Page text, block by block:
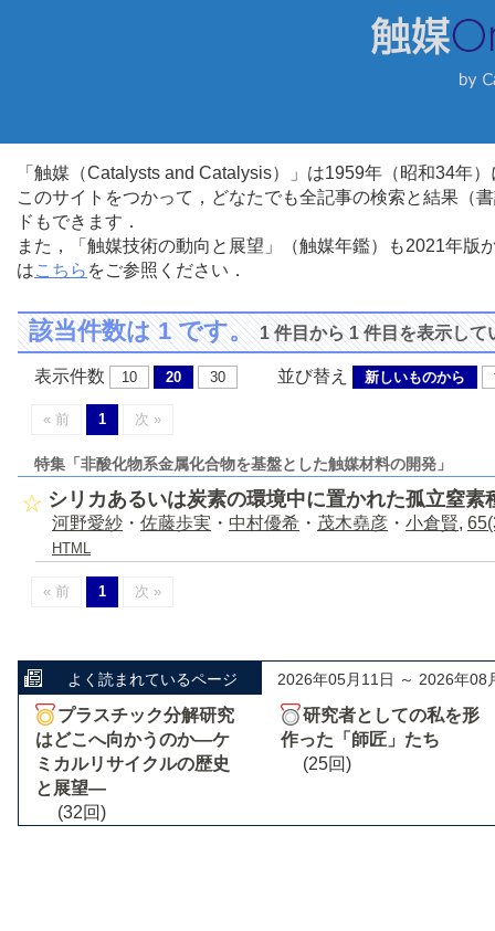
「触媒（Catalysts and Catalysis）」は1959年（昭和34年
このサイトをつかって，どなたでも全記事の検索と結果（
ドもできます．
また，「触媒技術の動向と展望」（触媒年鑑）も2021年
はこちら をご参照ください．
該当件数は 1 です。1 件目から 1 件目を表示して
表示件数 10 20 30 並び替え 新しいものから
« 前 1 次 »
特集「非酸化物系金属化合物を基盤とした触媒材料の開発」
シリカあるいは炭素の環境中に置かれた孤立窒
河野愛紗 ・ 佐藤歩実 ・ 中村優希 ・ 茂木堯彦 ・ 小倉賢,
HTML
« 前 1 次 »
よく読まれているページ 2026年05月11日 ～ 2026年08
プラスチック分解研究
はどこへ向かうのか―ケ
ミカルリサイクルの歴史
と展望―
(32回)
研究者としての私を形
作った「師匠」たち
(25回)